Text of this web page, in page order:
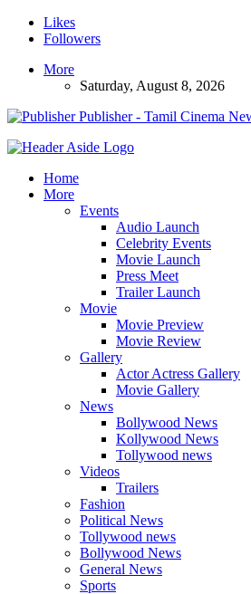
Likes
Followers
More
Saturday, August 8, 2026
Publisher - Tamil Cinema
Home
More
Events
Audio Launch
Celebrity Events
Movie Launch
Press Meet
Trailer Launch
Movie
Movie Preview
Movie Review
Gallery
Actor Actress Gallery
Movie Gallery
News
Bollywood News
Kollywood News
Tollywood news
Videos
Trailers
Fashion
Political News
Tollywood news
Bollywood News
General News
Sports